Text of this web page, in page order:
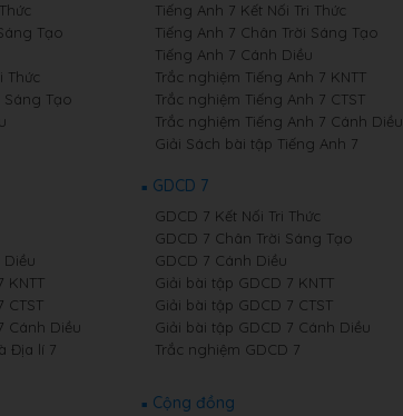
Tạo
Thức
Sáng Tạo
Tiếng Anh 7 Kết Nối Tri Thức
Tiếng Anh 7 Chân Trời Sáng Tạo
Tiếng Anh 7 Cánh Diều
Trắc nghiệm Tiếng Anh 7 KNTT
Trắc nghiệm Tiếng Anh 7 CTST
Trắc nghiệm Tiếng Anh 7 Cánh Diều
Giải Sách bài tập Tiếng Anh 7
Diều
KNTT
CTST
Cánh Diều
Địa lí 7
GDCD 7
GDCD 7 Kết Nối Tri Thức
GDCD 7 Chân Trời Sáng Tạo
GDCD 7 Cánh Diều
Giải bài tập GDCD 7 KNTT
Giải bài tập GDCD 7 CTST
Giải bài tập GDCD 7 Cánh Diều
Trắc nghiệm GDCD 7
Cộng đồng